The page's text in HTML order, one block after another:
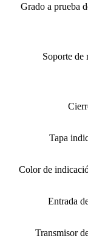
Grado a prueba
Soporte de
Tapa
Color de
Entrada
Transmisor